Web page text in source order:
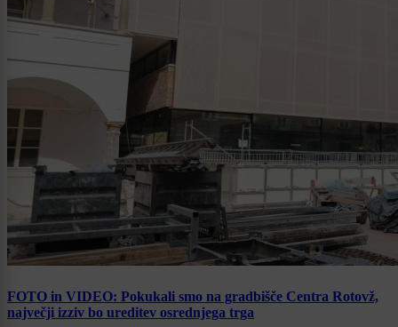
FOTO in VIDEO: Pokukali smo na gradbišče Centra Rotovž,
največji izziv bo ureditev osrednjega trga